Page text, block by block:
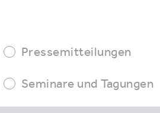
Pressemitteilungen
Seminare und Tagungen